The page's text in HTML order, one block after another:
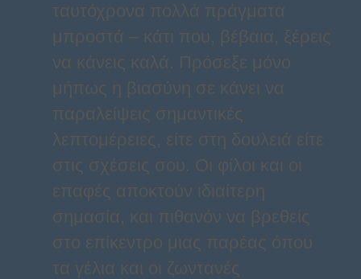
ταυτόχρονα πολλά πράγματα
μπροστά – κάτι που, βέβαια, ξέρεις
να κάνεις καλά. Πρόσεξε μόνο
μήπως η βιασύνη σε κάνει να
παραλείψεις σημαντικές
λεπτομέρειες, είτε στη δουλειά είτε
στις σχέσεις σου. Οι φίλοι και οι
επαφές αποκτούν ιδιαίτερη
σημασία, και πιθανόν να βρεθείς
στο επίκεντρο μιας παρέας όπου
τα γέλια και οι ζωντανές